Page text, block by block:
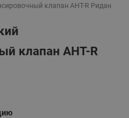
клапан AHT-R Ридан
клапан AHT-R